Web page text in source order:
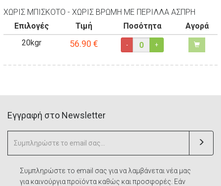
ΧΩΡΙΣ ΜΠΙΣΚΟΤΟ - ΧΩΡΙΣ ΒΡΩΜΗ ΜΕ ΠΕΡΙΛΛΑ ΑΣΠΡΗ
Επιλογές
Τιμή Ποσότητα
Αγορά
20kgr
56.90 € - +
Eγγραφή στο Newsletter
Συμπληρώστε το email σας για να λαμβάνεται νέα μας
για καινούργια προϊόντα καθώς και προσφορές. Εάν